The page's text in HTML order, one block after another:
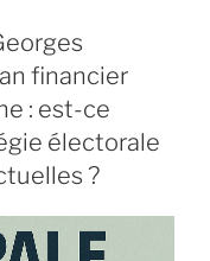
financier
: est-ce
électorale
?